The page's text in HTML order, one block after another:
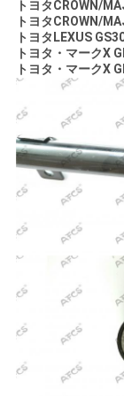
て
く
だ
さ
い
地
プ
ラ
トヨタCROWN/
トヨタCROWN/
トヨタLEXUS
トヨタ・マークX
トヨタ・マークX